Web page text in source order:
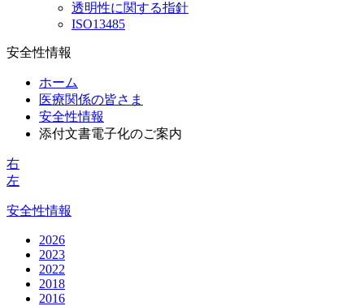
透明性に関する指針
ISO13485
安全性情報
ホーム
医療関係の皆さま
安全性情報
添付文書電子化のご案内
右
左
安全性情報
2026
2023
2022
2018
2016